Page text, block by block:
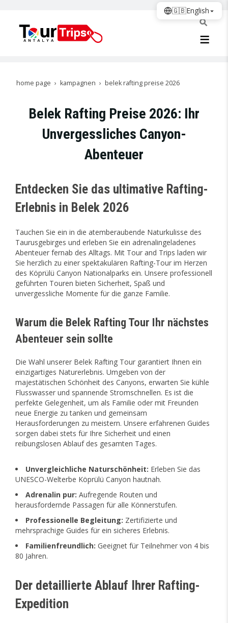
home page kampagnen belek rafting preise 2026
Belek Rafting Preise 2026: Ihr
Unvergessliches Canyon-
Abenteuer
Entdecken Sie das ultimative Rafting-
Erlebnis in Belek 2026
Tauchen Sie ein in die atemberaubende Naturkulisse des
Taurusgebirges und erleben Sie ein adrenalingeladenes
Abenteuer fernab des Alltags. Mit Tour and Trips laden wir
Sie herzlich zu einer spektakulären Rafting-Tour im Herzen
des Köprülü Canyon Nationalparks ein. Unsere professionell
geführten Touren bieten Sicherheit, Spaß und
unvergessliche Momente für die ganze Familie.
Warum die Belek Rafting Tour Ihr nächstes
Abenteuer sein sollte
Die Wahl unserer Belek Rafting Tour garantiert Ihnen ein
einzigartiges Naturerlebnis. Umgeben von der
majestätischen Schönheit des Canyons, erwarten Sie kühle
Flusswasser und spannende Stromschnellen. Es ist die
perfekte Gelegenheit, um als Familie oder mit Freunden
neue Energie zu tanken und gemeinsam
Herausforderungen zu meistern. Unsere erfahrenen Guides
sorgen dabei stets für Ihre Sicherheit und einen
reibungslosen Ablauf des gesamten Tages.
Unvergleichliche Naturschönheit: Erleben Sie das
UNESCO-Welterbe Köprülü Canyon hautnah.
Adrenalin pur: Aufregende Routen und
herausfordernde Passagen für alle Könnerstufen.
Professionelle Begleitung: Zertifizierte und
mehrsprachige Guides für ein sicheres Erlebnis.
Familienfreundlich: Geeignet für Teilnehmer von 4 bis
80 Jahren.
Der detaillierte Ablauf Ihrer Rafting-
Expedition
🇬🇧English